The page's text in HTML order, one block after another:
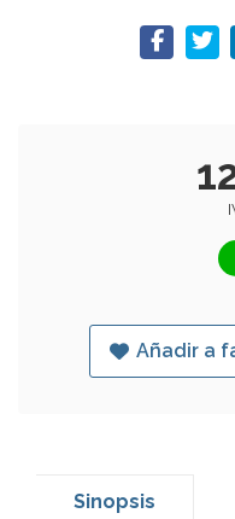
Añadir a
Sinopsis